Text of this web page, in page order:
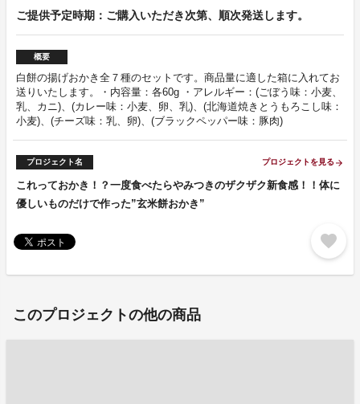
ご提供予定時期：ご購入いただき次第、順次発送します。
概要
白餅の揚げおかき全７種のセットです。商品量に適した箱に入れてお
送りいたします。・内容量：各60g ・アレルギー：(ごぼう味：小麦、
乳、カニ)、(カレー味：小麦、卵、乳)、(北海道焼きとうもろこし味：
小麦)、(チーズ味：乳、卵)、(ブラックペッパー味：豚肉)
プロジェクト名 プロジェクトを見る arrow_forward
これっておかき！？一度食べたらやみつきのザクザク新食感！！体に
優しいものだけで作った”玄米餅おかき”
favorite
このプロジェクトの他の商品